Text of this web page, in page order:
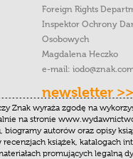
Foreign Rights
Inspektor Ochrony
Osobowych
Magdalena Heczko
e-mail:
newsletter >>
Znak wyraża zgodę na
na stronie
biogramy autorów oraz opisy
książek, katalogach
promujących legalną